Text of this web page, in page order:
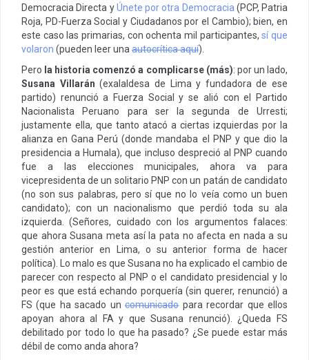
Democracia Directa yÚnete por otra Democracia (PCP, Patria
Roja, PD-Fuerza Social y Ciudadanos por el Cambio); bien, en
este caso las primarias, con ochenta mil participantes,sí que
volaron (pueden leer una autocrítica aquí).
Pero la historia comenzó a complicarse (más): por un lado,
Susana Villarán (exalaldesa de Lima y fundadora de ese
partido) renunció a Fuerza Social y se alió con el Partido
Nacionalista Peruano para ser la segunda de Urresti;
justamente ella, que tanto atacó a ciertas izquierdas por la
alianza en Gana Perú (donde mandaba el PNP y que dio la
presidencia a Humala), que incluso despreció al PNP cuando
fue a las elecciones municipales, ahora va para
vicepresidenta de un solitario PNP con un patán de candidato
(no son sus palabras, pero sí que no lo veía como un buen
candidato); con un nacionalismo que perdió toda su ala
izquierda. (Señores, cuidado con los argumentos falaces:
que ahora Susana meta así la pata no afecta en nada a su
gestión anterior en Lima, o su anterior forma de hacer
política). Lo malo es que Susana no ha explicado el cambio de
parecer con respecto al PNP o el candidato presidencial y lo
peor es que está echando porquería (sin querer, renunció) a
FS (que ha sacado uncomunicadopara recordar que ellos
apoyan ahora al FA y que Susana renunció). ¿Queda FS
debilitado por todo lo que ha pasado? ¿Se puede estar más
débil de como anda ahora?